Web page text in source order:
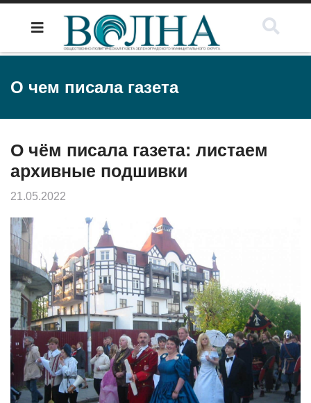
О чем писала газета
О чём писала газета: листаем
архивные подшивки
21.05.2022